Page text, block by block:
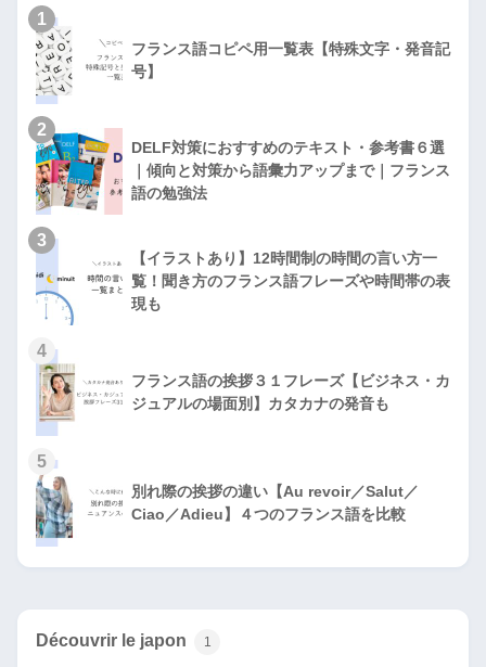
1
フランス語コピペ用一覧表【特殊文字・発音記
号】
2
DELF対策におすすめのテキスト・参考書６選
｜傾向と対策から語彙力アップまで｜フランス
語の勉強法
3
【イラストあり】12時間制の時間の言い方一
覧！聞き方のフランス語フレーズや時間帯の表
現も
4
フランス語の挨拶３１フレーズ【ビジネス・カ
ジュアルの場面別】カタカナの発音も
5
別れ際の挨拶の違い【Au revoir／Salut／
Ciao／Adieu】４つのフランス語を比較
Découvrir le japon 1